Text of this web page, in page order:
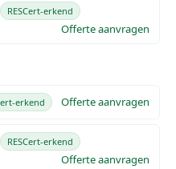
RESCert-erkend
Offerte aanvragen
erkend Offerte aanvragen
RESCert-erkend
Offerte aanvragen